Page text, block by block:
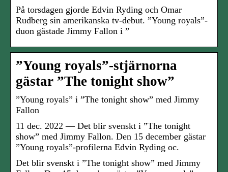
På torsdagen gjorde Edvin Ryding och Omar
Rudberg sin amerikanska tv-debut. ”Young royals”-
duon gästade Jimmy Fallon i ”
”Young royals”-stjärnorna
gästar ”The tonight show”
”Young royals” i ”The tonight show” med Jimmy
Fallon
11 dec. 2022 — Det blir svenskt i ”The tonight
show” med Jimmy Fallon. Den 15 december gästar
”Young royals”-profilerna Edvin Ryding oc.
Det blir svenskt i ”The tonight show” med Jimmy